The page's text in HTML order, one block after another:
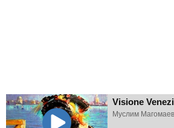
Visione
Муслим Магомаев